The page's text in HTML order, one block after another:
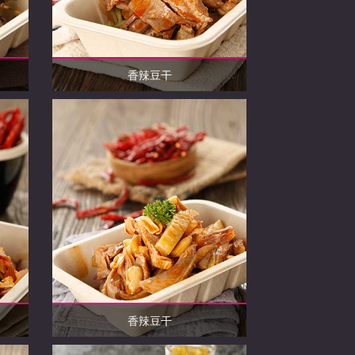
香辣豆干
香辣豆干